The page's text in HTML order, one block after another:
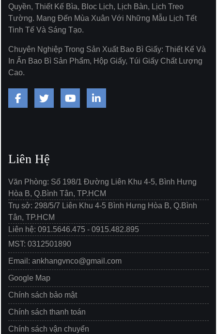
Quyền, Thiết Kế Bìa, Bloc Lịch, Lịch Bàn, Lịch Treo
Tường. Mang Đến Mùa Xuân Với Những Mẫu Lịch Tết
Tinh Tế Và Sáng Tạo.
Chuyên Nghiệp Trong Sản Xuất Bao Bì Giấy: Thiết Kế Và
In Ấn Bao Bì Sản Phẩm, Hộp Giấy, Túi Giấy Chất Lượng
Cao.
Liên Hệ
Văn Phòng: Số 198/1 Đường Liên Khu 4-5, Bình Hưng
Hòa B, Q.Bình Tân, TP.HCM
Trụ sở: 298/5/7 Liên Khu 4-5 Bình Hưng Hòa B, Q.Bình
Tân, TP.HCM
Liên hệ: 091.5646.475 - 0915.482.895
MST: 0312501890
Email: ankhangvnco@gmail.com
Google Map
Chính sách bảo mật
Chính sách thanh toán
Chính sách vận chuyển